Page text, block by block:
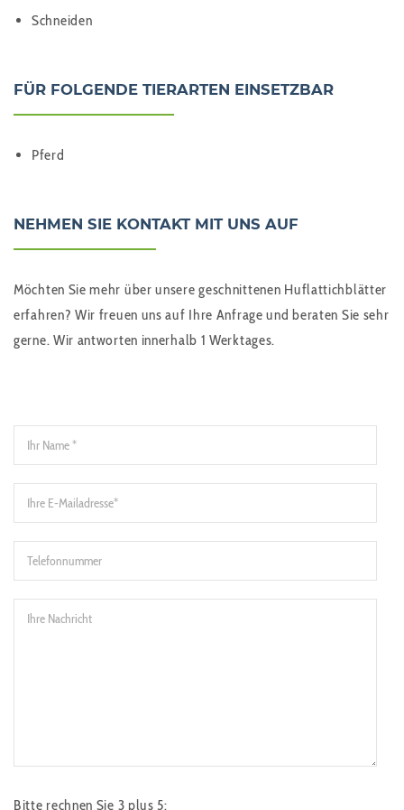
Schneiden
FÜR FOLGENDE TIERARTEN EINSETZBAR
Pferd
NEHMEN SIE KONTAKT MIT UNS AUF
Möchten Sie mehr über unsere geschnittenen Huflattichblätter
erfahren? Wir freuen uns auf Ihre Anfrage und beraten Sie sehr
gerne. Wir antworten innerhalb 1 Werktages.
Bitte rechnen Sie 3 plus 5: